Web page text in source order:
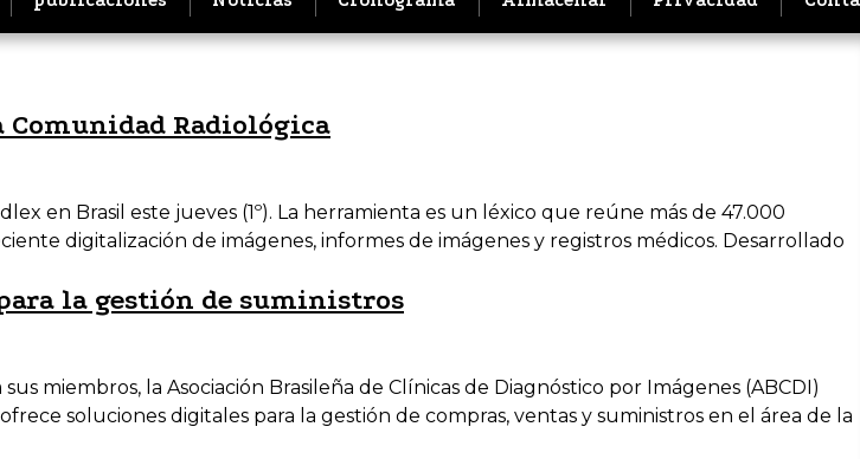
Radiológica
en Brasil este jueves (1º). La herramienta es un léxico que reúne más de 47.000
digitalización de imágenes, informes de imágenes y registros médicos. Desarrollado
la gestión de suministros
miembros, la Asociación Brasileña de Clínicas de Diagnóstico por Imágenes (ABCDI)
soluciones digitales para la gestión de compras, ventas y suministros en el área de la